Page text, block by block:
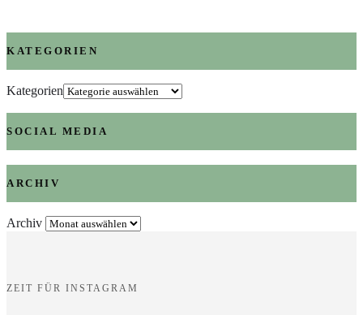
KATEGORIEN
Kategorien
SOCIAL MEDIA
ARCHIV
Archiv
ZEIT FÜR INSTAGRAM